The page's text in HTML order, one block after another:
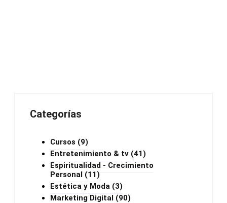
Categorías
Cursos (9)
Entretenimiento & tv (41)
Espiritualidad - Crecimiento
Personal (11)
Estética y Moda (3)
Marketing Digital (90)